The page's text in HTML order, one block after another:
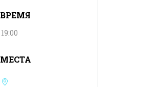
ВРЕМЯ
19:00
МЕСТА